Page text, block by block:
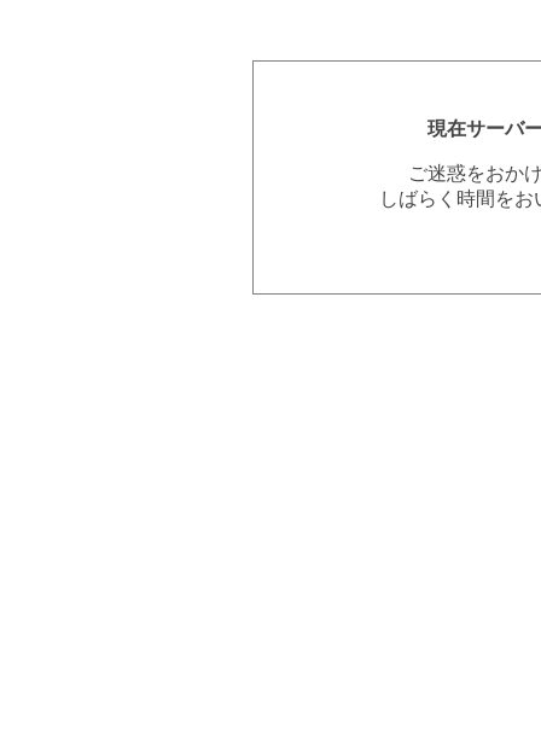
現在サーバ
ご迷惑をおか
しばらく時間を